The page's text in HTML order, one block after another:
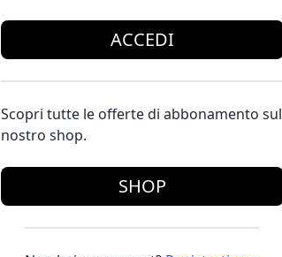
ACCEDI
Scopri tutte le offerte di abbonamento sul
nostro shop.
SHOP